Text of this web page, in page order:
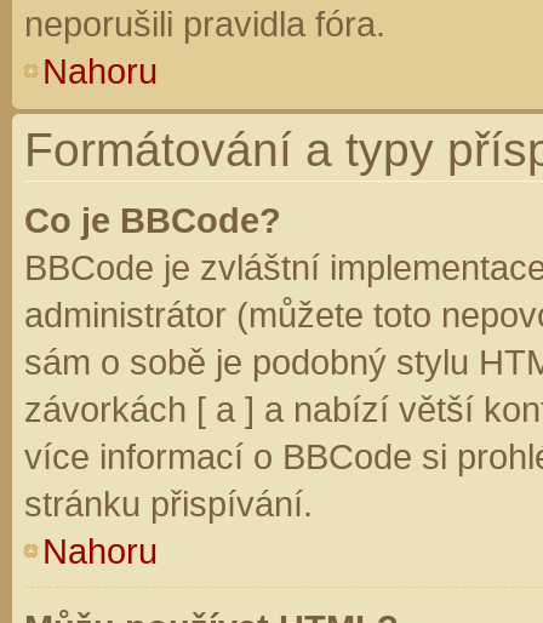
neporušili pravidla fóra.
Nahoru
Formátování a typy
Co je BBCode?
BBCode je zvláštní
administrátor (můžete toto
sám o sobě je podobný stylu
závorkách [ a ] a nabízí větší
více informací o BBCode si
stránku přispívání.
Nahoru